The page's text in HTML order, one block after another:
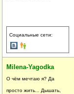
Социальные сети:
Milena-Yagodka
О чём мечтаю я? Да
просто жить... Дышать,